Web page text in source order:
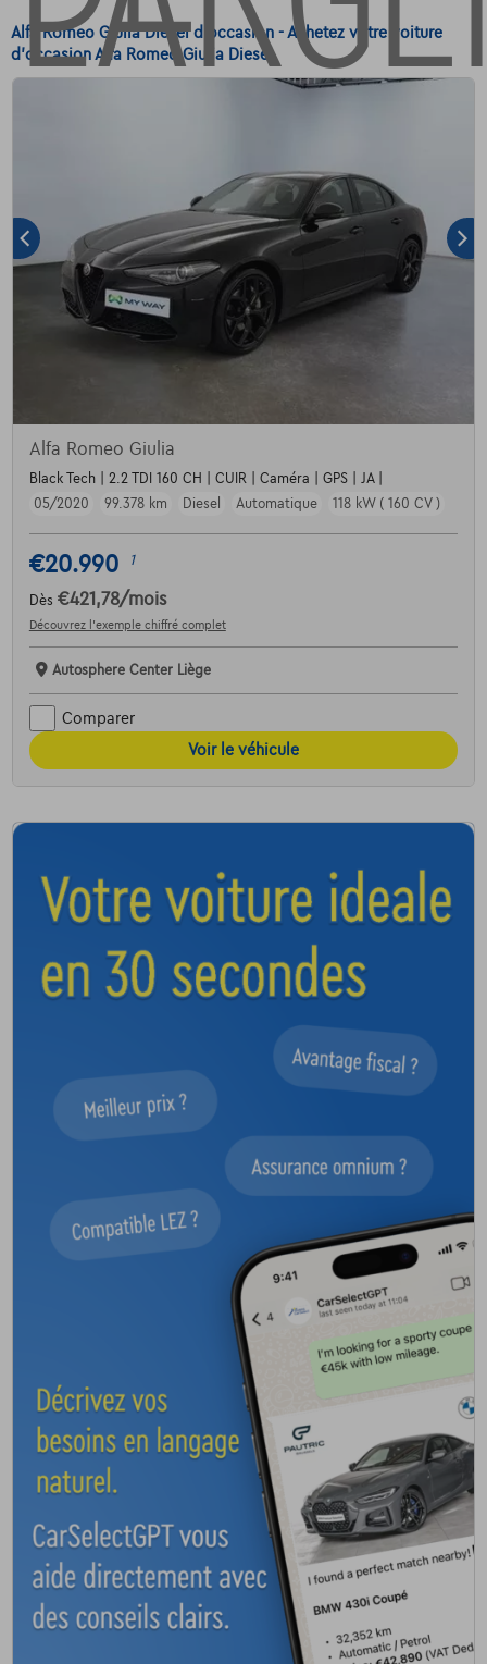
Alfa Romeo Giulia Diesel d'occasion - Achetez votre voiture
d'occasion Alfa Romeo Giulia Diesel
Alfa Romeo Giulia
Black Tech | 2.2 TDI 160 CH | CUIR | Caméra | GPS | JA |
05/2020
99.378 km Diesel Automatique 118 kW ( 160 CV )
€20.990 1
Dès €421,78/mois
Découvrez l’exemple chiffré complet
Autosphere Center Liège
Comparer
Voir le véhicule